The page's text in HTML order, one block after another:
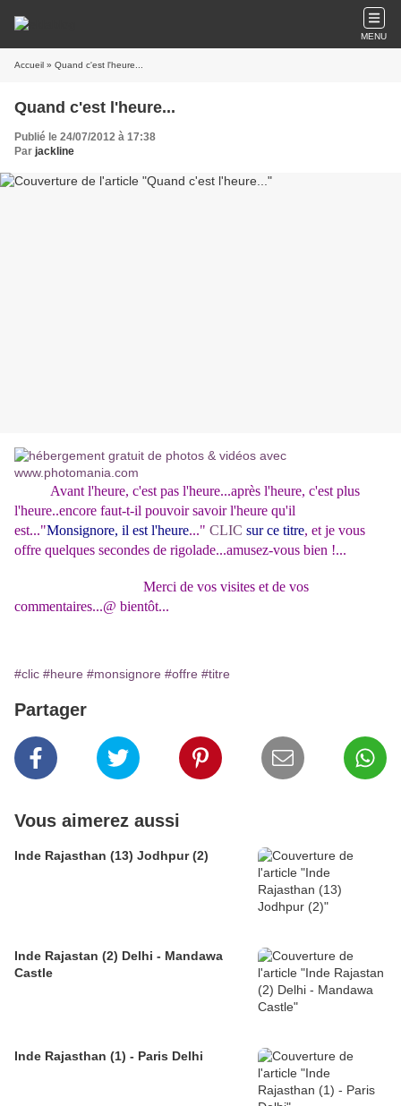
MENU
Accueil » Quand c'est l'heure...
Quand c'est l'heure...
Publié le 24/07/2012 à 17:38
Par jackline
Avant l'heure, c'est pas l'heure...après l'heure, c'est plus
l'heure..encore faut-t-il pouvoir savoir l'heure qu'il
est..."Monsignore, il est l'heure..." CLIC sur ce titre, et je vous
offre quelques secondes de rigolade...amusez-vous bien !...
Merci de vos visites et de vos
commentaires...@ bientôt...
#clic #heure #monsignore #offre #titre
Partager
Vous aimerez aussi
Inde Rajasthan (13) Jodhpur (2)
Inde Rajastan (2) Delhi - Mandawa
Castle
Inde Rajasthan (1) - Paris Delhi